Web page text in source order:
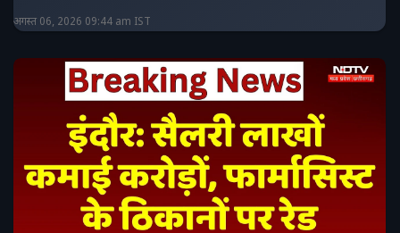
अगस्त 06, 2026 09:44 am IST